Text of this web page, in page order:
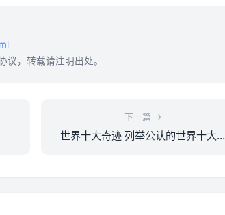
议，转载请注明出处。
下一篇
世界十大奇迹 列举公认的世界十大奇